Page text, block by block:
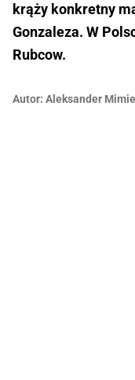
krąży konkretny
Gonzaleza. W
Rubcow.
Autor: Aleksander